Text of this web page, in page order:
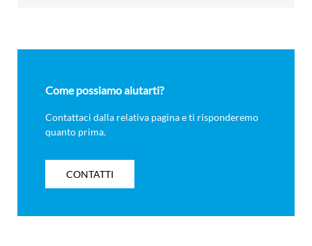
Come possiamo aiutarti?
Contattaci dalla relativa pagina e ti risponderemo
quanto prima.
CONTATTI